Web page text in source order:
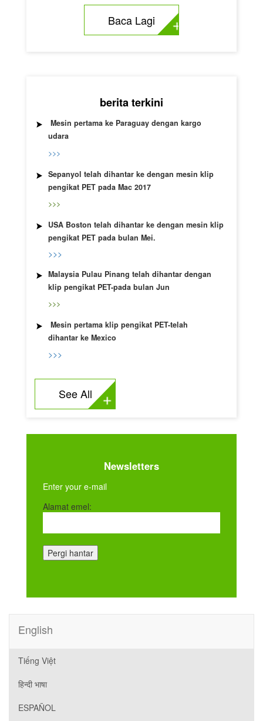
Baca Lagi
berita terkini
Mesin pertama ke Paraguay dengan kargo
udara
>>>
Sepanyol telah dihantar ke dengan mesin klip
pengikat PET pada Mac 2017
>>>
USA Boston telah dihantar ke dengan mesin klip
pengikat PET pada bulan Mei.
>>>
Malaysia Pulau Pinang telah dihantar dengan
klip pengikat PET-pada bulan Jun
>>>
Mesin pertama klip pengikat PET-telah
dihantar ke Mexico
>>>
See All
Newsletters
Enter your e-mail
Alamat emel:
English
Tiếng Việt
हिन्दी भाषा
ESPAÑOL